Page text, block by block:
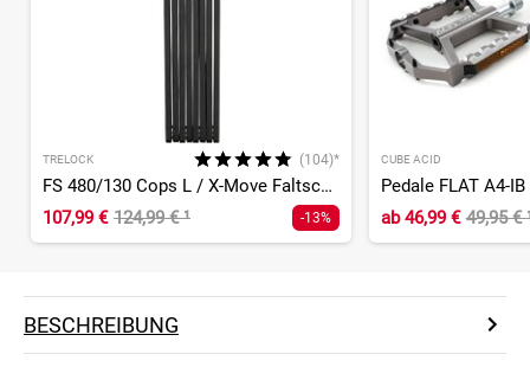
TRELOCK (104)*
FS 480/130 Cops L / X-Move Faltschloss
107,99 € 124,99 €¹ -13%
CUBE ACID
Pedale FLAT A4-
ab46,99 € 49,95 €
BESCHREIBUNG